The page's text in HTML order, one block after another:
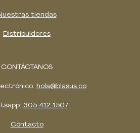
tiendas
Distribuidores
CONTÁCTANOS
hola@blasus.co
305 412 1507
Contacto